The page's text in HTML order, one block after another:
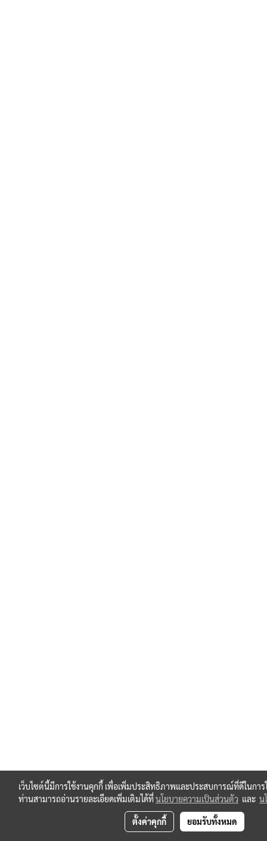
เว็บไซต์นี้มีการใช้งานคุกกี้ เพื่อเพิ่มประสิทธิภาพและประสบการณ์ที่ดีในการ
ท่านสามารถอ่านรายละเอียดเพิ่มเติมได้ที่นโยบายความเป็นส่วนตัว และ น
ตั้งค่าคุกกี้ ยอมรับทั้งหมด